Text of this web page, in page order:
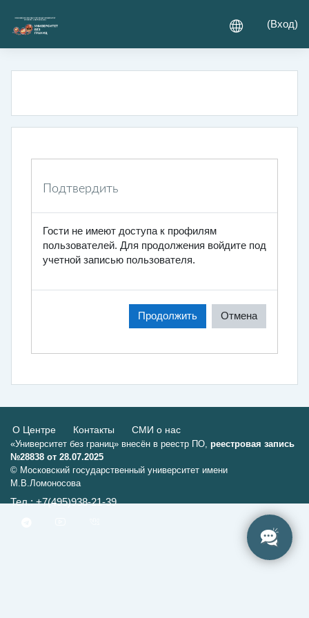
(Вход)
Подтвердить
Гости не имеют доступа к профилям
пользователей. Для продолжения войдите под
учетной записью пользователя.
Продолжить Отмена
О Центре Контакты СМИ о нас
«Университет без границ» внесён в реестр ПО, реестровая запись
№28838 от 28.07.2025
© Московский государственный университет имени
М.В.Ломоносова
Тел.: +7(495)938-21-39